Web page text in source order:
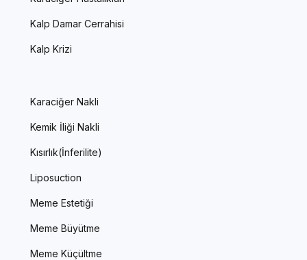
Kalp Damar Cerrahisi
Kalp Krizi
Karaciğer Nakli
Kemik İliği Nakli
Kısırlık(İnferilite)
Liposuction
Meme Estetiği
Meme Büyütme
Meme Küçültme